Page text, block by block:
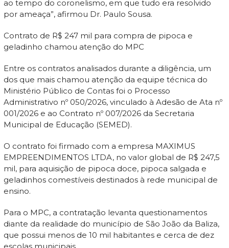
ao tempo do coronelismo, em que tudo era resolvido
por ameaça”, afirmou Dr. Paulo Sousa.
Contrato de R$ 247 mil para compra de pipoca e
geladinho chamou atenção do MPC
Entre os contratos analisados durante a diligência, um
dos que mais chamou atenção da equipe técnica do
Ministério Público de Contas foi o Processo
Administrativo nº 050/2026, vinculado à Adesão de Ata nº
001/2026 e ao Contrato nº 007/2026 da Secretaria
Municipal de Educação (SEMED).
O contrato foi firmado com a empresa MAXIMUS
EMPREENDIMENTOS LTDA, no valor global de R$ 247,5
mil, para aquisição de pipoca doce, pipoca salgada e
geladinhos comestíveis destinados à rede municipal de
ensino.
Para o MPC, a contratação levanta questionamentos
diante da realidade do município de São João da Baliza,
que possui menos de 10 mil habitantes e cerca de dez
escolas municipais.